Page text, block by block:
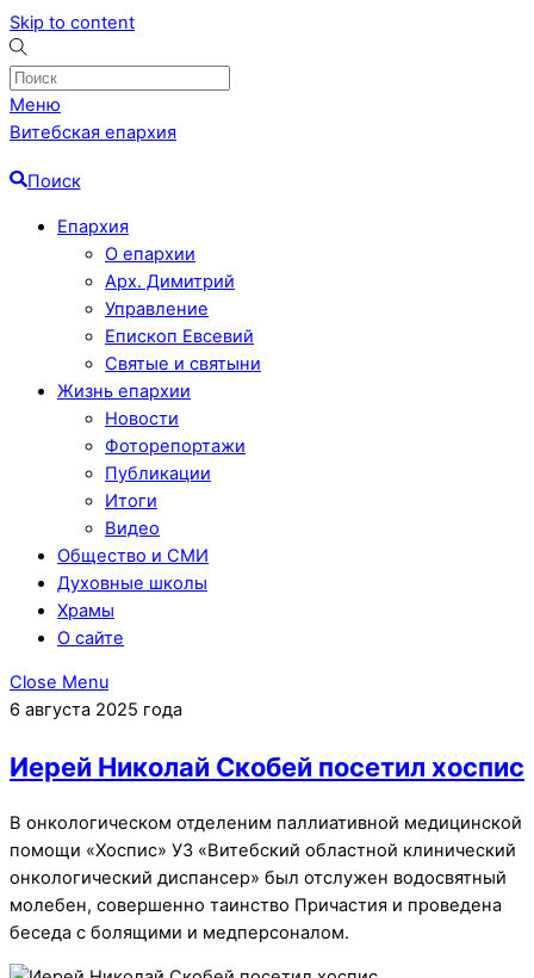
Skip to content
Меню
Витебская епархия
Поиск
Епархия
О епархии
Арх. Димитрий
Управление
Епископ Евсевий
Святые и святыни
Жизнь епархии
Новости
Фоторепортажи
Публикации
Итоги
Видео
Общество и СМИ
Духовные школы
Храмы
О сайте
Close Menu
6 августа 2025 года
Иерей Николай Скобей посетил хоспис
В онкологическом отделеним паллиативной медицинской
помощи «Хоспис» УЗ «Витебский областной клинический
онкологический диспансер» был отслужен водосвятный
молебен, совершенно таинство Причастия и проведена
беседа с болящими и медперсоналом.